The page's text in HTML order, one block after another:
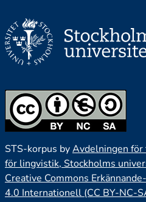
STS-korpus byAvdelningen för
för lingvistik, Stockholms
Creative Commons
4.0 Internationell (CC BY-NC-